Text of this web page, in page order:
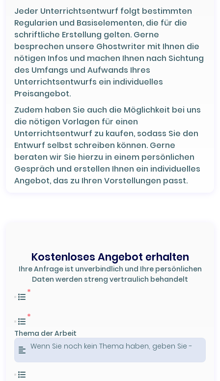
Jeder Unterrichtsentwurf folgt bestimmten
Regularien und Basiselementen, die für die
schriftliche Erstellung gelten. Gerne
besprechen unsere Ghostwriter mit Ihnen die
nötigen Infos und machen Ihnen nach Sichtung
des Umfangs und Aufwands Ihres
Unterrichtsentwurfs ein individuelles
Preisangebot.
Zudem haben Sie auch die Möglichkeit bei uns
die nötigen Vorlagen für einen
Unterrichtsentwurf zu kaufen, sodass Sie den
Entwurf selbst schreiben können. Gerne
beraten wir Sie hierzu in einem persönlichen
Gespräch und erstellen Ihnen ein individuelles
Angebot, das zu Ihren Vorstellungen passt.
Kostenloses Angebot erhalten
Ihre Anfrage ist unverbindlich und Ihre persönlichen
Daten werden streng vertraulich behandelt
Thema der Arbeit